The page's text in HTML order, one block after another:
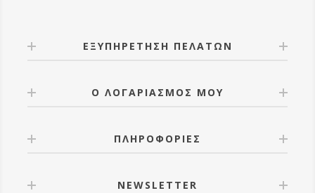
ΕΞΥΠΗΡΕΤΗΣΗ ΠΕΛΑΤΩΝ
Ο ΛΟΓΑΡΙΑΣΜΟΣ ΜΟΥ
ΠΛΗΡΟΦΟΡΙΕΣ
NEWSLETTER